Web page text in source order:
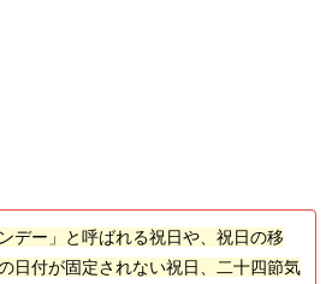
デー」と呼ばれる祝日や、祝日の移
日付が固定されない祝日、二十四節気